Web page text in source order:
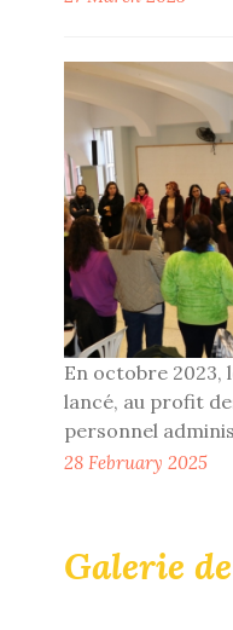
En octobre 2023,
lancé, au profit
personnel
28 February 2025
Galerie